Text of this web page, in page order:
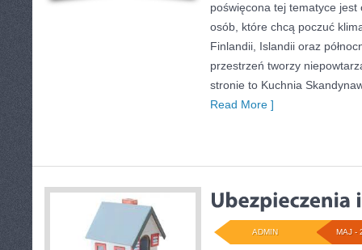
poświęcona tej tematyce
osób, które chcą poczuć
Finlandii, Islandii oraz
przestrzeń tworzy
stronie to Kuchnia
Read More ]
MAJ -
ADMIN